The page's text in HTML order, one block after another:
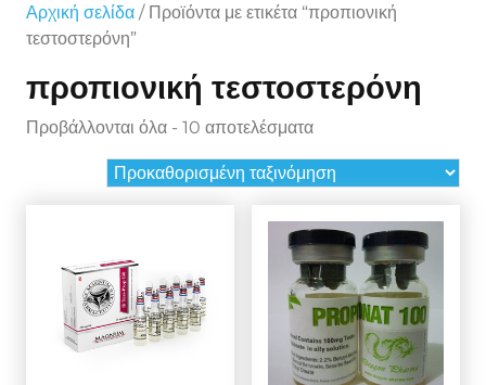
Αρχική σελίδα / Προϊόντα με ετικέτα “προπιονική
τεστοστερόνη”
προπιονική τεστοστερόνη
Προβάλλονται όλα - 10 αποτελέσματα